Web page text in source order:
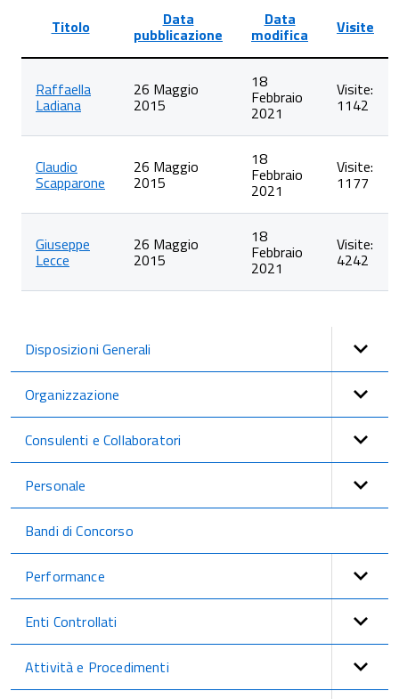
degli
articoli
nella
categoria
Titolo Data
pubblicazione
Data
modifica Visite
Raffaella
Ladiana
26 Maggio
2015
18
Febbraio
2021
Visite:
1142
Claudio
Scapparone
26 Maggio
2015
18
Febbraio
2021
Visite:
1177
Giuseppe
Lecce
26 Maggio
2015
18
Febbraio
2021
Visite:
4242
Disposizioni Generali
Organizzazione
Consulenti e Collaboratori
Personale
Bandi di Concorso
Performance
Enti Controllati
Attività e Procedimenti